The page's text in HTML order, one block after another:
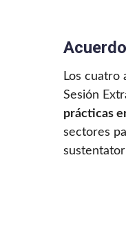
Los cuatro
Sesión
prácticas
sectores